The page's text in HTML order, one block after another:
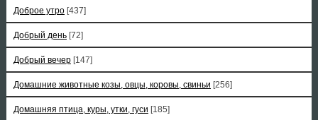
Доброе утро [437]
Добрый день [72]
Добрый вечер [147]
Домашние животные козы, овцы, коровы, свиньи [256]
Домашняя птица, куры, утки, гуси [185]